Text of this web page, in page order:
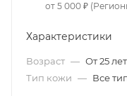
от 5 000 ₽
Характеристики
Возраст — От 25 лет
Тип кожи — Все